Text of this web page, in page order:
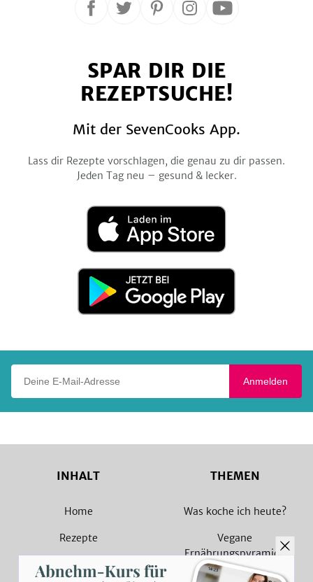
Folge
Facebook
Folge
Twitter
Folge
Pinterest
Folge
Instagram
Folge
YouTube
SPAR DIR DIE
REZEPTSUCHE!
Mit der SevenCooks App.
Lass dir Rezepte vorschlagen, die genau zu dir passen.
Jeden Tag neu – gesund & lecker.
Laden
im
App
Jetzt
Google
Anmelden
INHALT
Home
Rezepte
Magazin
THEMEN
Was koche ich heute?
Vegane
Ernährungspyramide